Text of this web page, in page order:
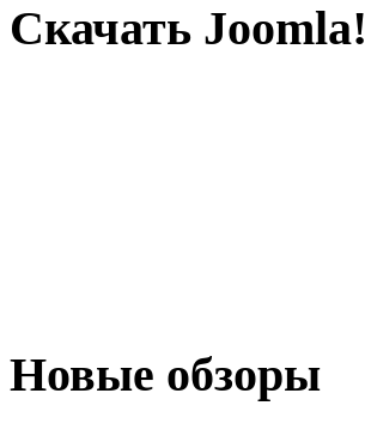
Скачать Joomla!
Новые обзоры